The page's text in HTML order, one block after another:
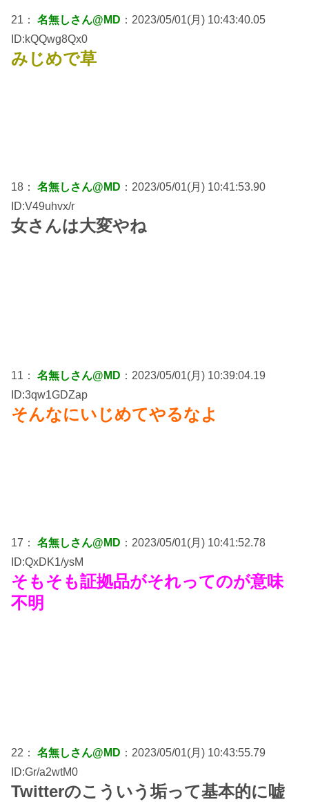
21： 名無しさん@MD ：2023/05/01(月) 10:43:40.05
ID:kQQwg8Qx0
みじめで草
18： 名無しさん@MD ：2023/05/01(月) 10:41:53.90
ID:V49uhvx/r
女さんは大変やね
11： 名無しさん@MD ：2023/05/01(月) 10:39:04.19
ID:3qw1GDZap
そんなにいじめてやるなよ
17： 名無しさん@MD ：2023/05/01(月) 10:41:52.78
ID:QxDK1/ysM
そもそも証拠品がそれってのが意味
不明
22： 名無しさん@MD ：2023/05/01(月) 10:43:55.79
ID:Gr/a2wtM0
Twitterのこういう垢って基本的に嘘